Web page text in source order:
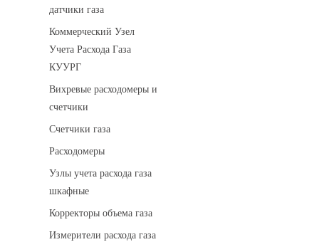
датчики газа
Коммерческий Узел
Учета Расхода Газа
КУУРГ
Вихревые расходомеры и
счетчики
Счетчики газа
Расходомеры
Узлы учета расхода газа
шкафные
Корректоры объема газа
Измерители расхода газа